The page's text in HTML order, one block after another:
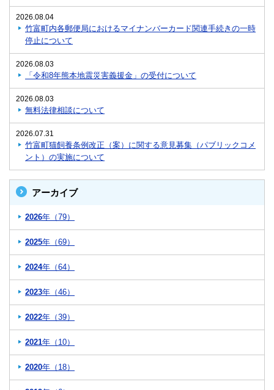
2026.08.04
竹富町内各郵便局におけるマイナンバーカード関連手続きの一時
停止について
2026.08.03
「令和8年熊本地震災害義援金」の受付について
2026.08.03
無料法律相談について
2026.07.31
竹富町猫飼養条例改正（案）に関する意見募集（パブリックコメ
ント）の実施について
アーカイブ
2026年（79）
2025年（69）
2024年（64）
2023年（46）
2022年（39）
2021年（10）
2020年（18）